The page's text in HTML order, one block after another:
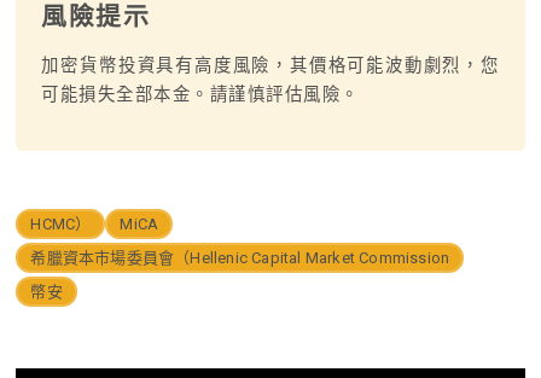
風險提示
加密貨幣投資具有高度風險，其價格可能波動劇烈，您
可能損失全部本金。請謹慎評估風險。
HCMC）
MiCA
希臘資本市場委員會（Hellenic Capital Market Commission
幣安